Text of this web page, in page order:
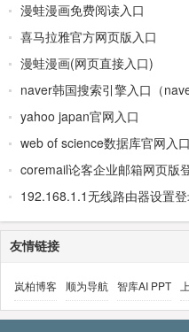
漫蛙漫画免费阅读入口
喜马拉雅官方网页版入口
漫蛙漫画(网页直接入口)
naver韩国搜索引擎入口（
yahoo japan官网入口
web of science数据库官网入口
coremail论客企业邮箱网页版
192.168.1.1无线路由器设置
友情链接
岚柏博客 顺为导航 智库AI PPT